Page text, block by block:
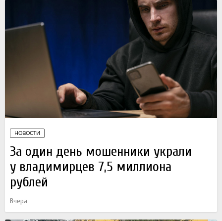
НОВОСТИ
За один день мошенники украли
у владимирцев 7,5 миллиона
рублей
Вчера